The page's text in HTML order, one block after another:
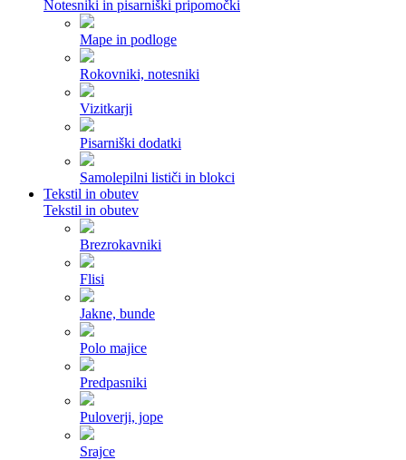
Notesniki in pisarniški pripomočki
Mape in podloge
Rokovniki, notesniki
Vizitkarji
Pisarniški dodatki
Samolepilni lističi in blokci
Tekstil in obutev
Tekstil in obutev
Brezrokavniki
Flisi
Jakne, bunde
Polo majice
Predpasniki
Puloverji, jope
Srajce